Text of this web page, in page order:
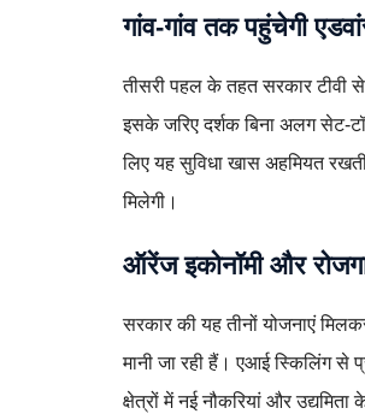
गांव-गांव तक पहुंचेगी
तीसरी पहल के तहत सरकार टीवी
इसके जरिए दर्शक बिना अलग सेट-
लिए यह सुविधा खास अहमियत
मिलेगी।
ऑरेंज इकोनॉमी और
सरकार की यह तीनों योजनाएं
मानी जा रही हैं। एआई स्किलिंग से
क्षेत्रों में नई नौकरियां और